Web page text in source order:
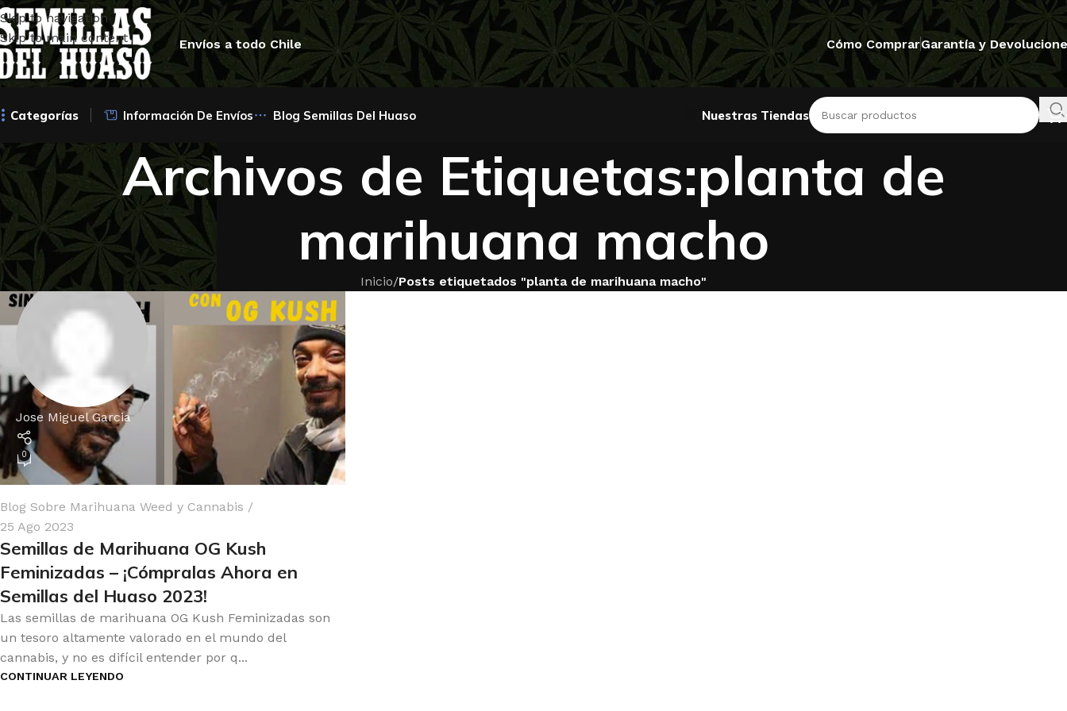
Skip to navigation
Skip to main content
Envíos a todo Chile Cómo ComprarGarantía y
Categorías Información De Envíos Blog Semillas Del Huaso Nuestras Tiendas
Archivos de Etiquetas:planta de
marihuana macho
Inicio/Posts etiquetados "planta de marihuana macho"
Jose Miguel Garcia
0
Blog Sobre Marihuana Weed y Cannabis
25 Ago 2023
Semillas de Marihuana OG Kush
Feminizadas – ¡Cómpralas Ahora en
Semillas del Huaso 2023!
Las semillas de marihuana OG Kush Feminizadas son
un tesoro altamente valorado en el mundo del
cannabis, y no es difícil entender por q...
CONTINUAR LEYENDO